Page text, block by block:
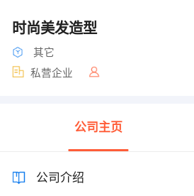
时尚美发造型
其它
私营企业
公司主页
公司介绍